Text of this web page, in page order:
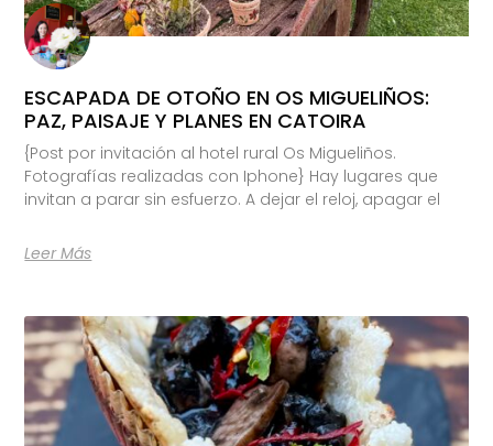
ESCAPADA DE OTOÑO EN OS MIGUELIÑOS:
PAZ, PAISAJE Y PLANES EN CATOIRA
{Post por invitación al hotel rural Os Migueliños.
Fotografías realizadas con Iphone} Hay lugares que
invitan a parar sin esfuerzo. A dejar el reloj, apagar el
Leer Más